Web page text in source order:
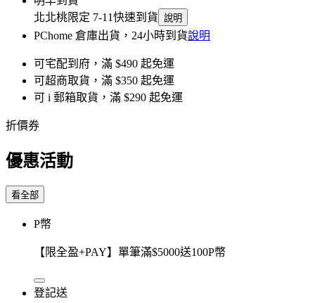
北北桃限定 7-11快速到貨 說明
PChome 倉庫出貨，24小時到貨說明
可宅配到府，滿 $490 起免運
可超商取貨，滿 $350 起免運
可 i 郵箱取貨，滿 $290 起免運
折價券
優惠活動
看全部
P幣
【限全盈+PAY】單筆滿$5000送100P幣
登記送